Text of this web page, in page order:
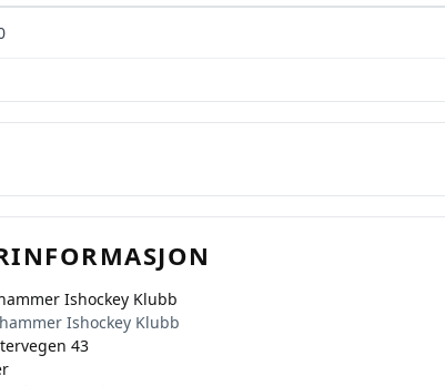
Ishockey Klubb
Ishockey Klubb
43
Selg smartere –
På QXL.no kan du selge helt
provisjon. Opprett konto, legg